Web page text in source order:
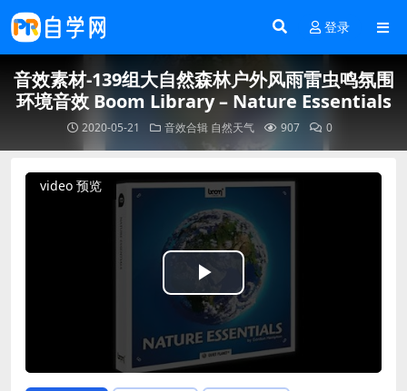
登录
音效素材-139组大自然森林户外风雨雷虫鸣氛围
环境音效 Boom Library – Nature Essentials
2020-05-21 音效合辑 自然天气 907 0
video 预览
Play
Video